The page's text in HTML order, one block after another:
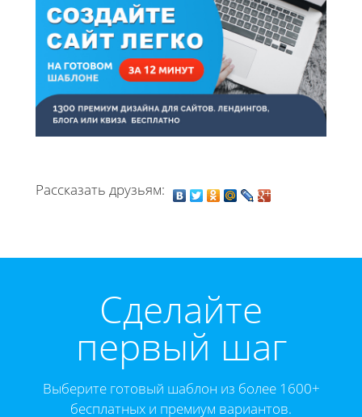
Рассказать друзьям:
Cделайте
первый шаг
Выберите готовый шаблон из более 1600+
бесплатных и премиум вариантов.